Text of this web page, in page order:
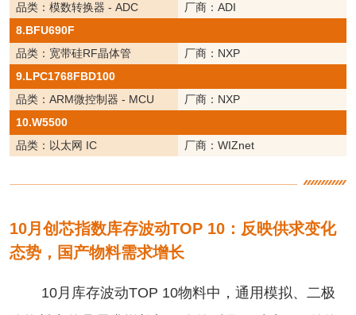
品类：模数转换器 - ADC
厂商：ADI
8.BFU690F
品类：宽带硅RF晶体管
厂商：NXP
9.LPC1768FBD100
品类：ARM微控制器 - MCU
厂商：NXP
10.W5500
品类：以太网 IC
厂商：WIZnet
10月创芯指数库存波动TOP 10：反映供求变化
态势，国产物料需求增长
10月库存波动TOP 10物料中，通用模拟、二极